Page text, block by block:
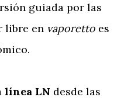
guiada por las
libre en vaporetto es
línea LN desde las